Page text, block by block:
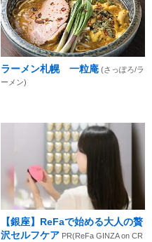
ラーメン札幌 一粒庵 (さっぽろ/ラ
ーメン)
【銀座】ReFaで始める大人の贅
沢セルフケア PR(ReFa GINZA on CR